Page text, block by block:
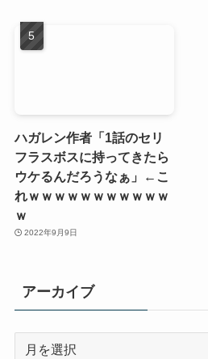
ハガレン作者「1話のセリ
フラスボスに持ってきたら
ウケるんだろうなぁ」←こ
れｗｗｗｗｗｗｗｗｗｗｗ
ｗ
2022年9月9日
アーカイブ